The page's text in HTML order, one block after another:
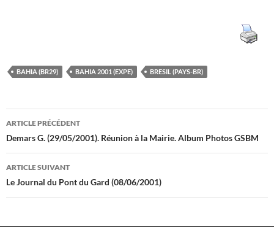
BAHIA (BR29) BAHIA 2001 (EXPE) BRESIL (PAYS-BR)
Navigation
des
articles
ARTICLE PRÉCÉDENT
Demars G. (29/05/2001). Réunion à la Mairie. Album Photos GSBM
ARTICLE SUIVANT
Le Journal du Pont du Gard (08/06/2001)